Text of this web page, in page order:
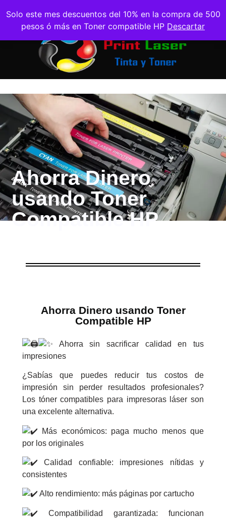
Solo este mes descuentos del 10% en la compra de 500
pesos ó más en Toner compatible HP Descartar
Ahorra Dinero
usando Toner
Compatible HP
Ahorra Dinero usando Toner
Compatible HP
Ahorra sin sacrificar calidad en tus
impresiones
¿Sabías que puedes reducir tus costos de
impresión sin perder resultados profesionales?
Los tóner compatibles para impresoras láser son
una excelente alternativa.
Más económicos: paga mucho menos que
por los originales
Calidad confiable: impresiones nítidas y
consistentes
Alto rendimiento: más páginas por cartucho
Compatibilidad garantizada: funcionan